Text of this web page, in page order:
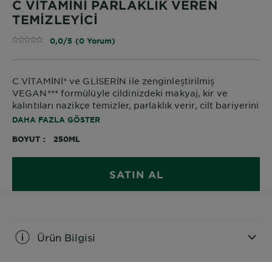
C VİTAMİNİ PARLAKLIK VEREN
TEMİZLEYİCİ
0,0/5 (0 Yorum)
C VİTAMİNİ* ve GLİSERİN ile zenginleștirilmiș
VEGAN*** formülüyle cildinizdeki makyaj, kir ve
kalıntıları nazikçe temizler, parlaklık verir, cilt bariyerini
korur.
DAHA FAZLA GÖSTER
BOYUT 250ML
SATIN AL
Ürün Bilgisi